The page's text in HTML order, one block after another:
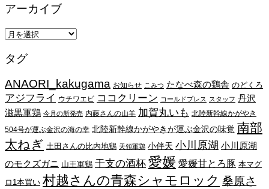
アーカイブ
ア
カ
ブ
タグ
ANAORI_kakugama お知らせ こみつ たなべ森の鶏舎 のどくろ
アジフライ ウチワエビ ココクリーン コールドプレス スタッフ 丹沢
滋黒軍鶏 今月の新発売 内藤さんの山羊 加賀丸いも 北陸新幹線かがやき
504号が運ぶ金沢の海の幸 北陸新幹線かがやきが運ぶ金沢の味覚 南部
太ねぎ 土田さんの比内地鶏 天領軍鶏 小伴天 小川原湖 小川原湖
のモクズガニ 山王軍鶏 干支の酒杯 愛媛 愛媛甘とろ豚 本マグ
ロ1本買い 村越さんの青森シャモロック 桑原さ